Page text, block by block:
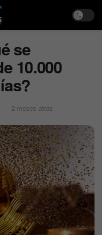
se
10.000
2 meses atrás